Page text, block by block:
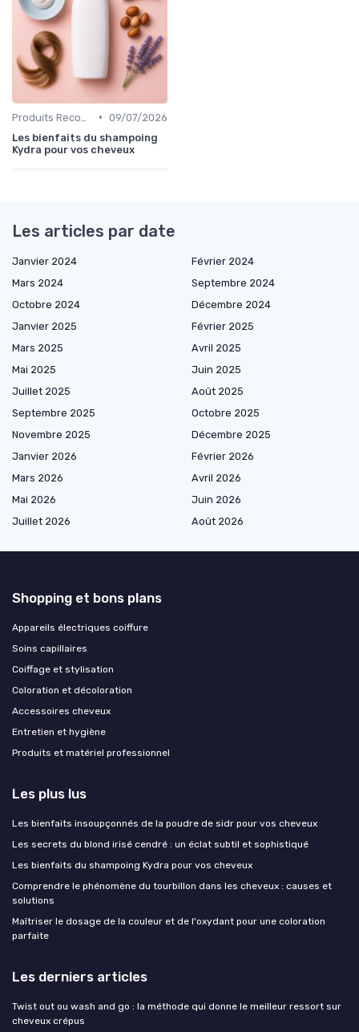
• 09/07/2026
Les bienfaits du shampoing
Kydra pour vos cheveux
Les articles par date
Janvier 2024
Février 2024
Mars 2024
Septembre 2024
Octobre 2024
Décembre 2024
Janvier 2025
Février 2025
Mars 2025
Avril 2025
Mai 2025
Juin 2025
Juillet 2025
Août 2025
Septembre 2025
Octobre 2025
Novembre 2025
Décembre 2025
Janvier 2026
Février 2026
Mars 2026
Avril 2026
Mai 2026
Juin 2026
Juillet 2026
Août 2026
Shopping et bons plans
Appareils électriques coiffure
Soins capillaires
Coiffage et stylisation
Coloration et décoloration
Accessoires cheveux
Entretien et hygiène
Produits et matériel professionnel
Les plus lus
Les bienfaits insoupçonnés de la poudre de sidr pour vos cheveux
Les secrets du blond irisé cendré : un éclat subtil et sophistiqué
Les bienfaits du shampoing Kydra pour vos cheveux
Comprendre le phénomène du tourbillon dans les cheveux : causes et
solutions
Maîtriser le dosage de la couleur et de l'oxydant pour une coloration
parfaite
Les derniers articles
Twist out ou wash and go : la méthode qui donne le meilleur ressort sur
cheveux crépus